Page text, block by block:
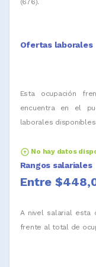
(676).
Ofertas laborales
Esta ocupación
encuentra en el
laborales
arrow_circle_up No hay datos
Rangos salariales
Entre
A nivel salarial esta
frente al total de